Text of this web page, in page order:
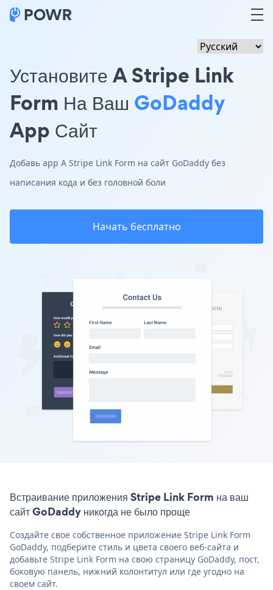
Установите A Stripe Link
Form На Ваш GoDaddy
App Сайт
Добавь app A Stripe Link Form на сайт GoDaddy без
написания кода и без головной боли
Начать бесплатно
Встраивание приложения Stripe Link Form на ваш
сайт GoDaddy никогда не было проще
Создайте свое собственное приложение Stripe Link Form
GoDaddy, подберите стиль и цвета своего веб-сайта и
добавьте Stripe Link Form на свою страницу GoDaddy, пост,
боковую панель, нижний колонтитул или где угодно на
своем сайт.